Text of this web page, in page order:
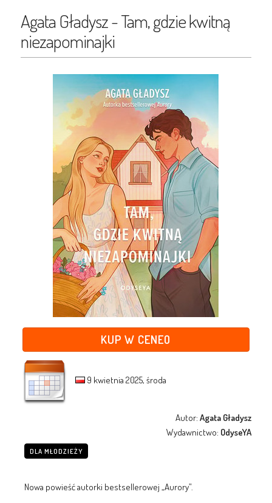
Agata Gładysz - Tam, gdzie kwitną
niezapominajki
KUP W CENEO
9 kwietnia 2025, środa
Autor:Agata Gładysz
Wydawnictwo: OdyseYA
DLA MŁODZIEŻY
Nowa powieść autorki bestsellerowej „Aurory”.